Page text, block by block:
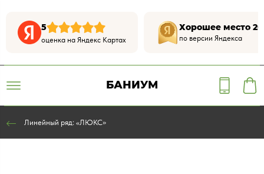
5
оценка на Яндекс Картах
Хорошее место
по версии Яндекса
БАНИУМ
Линейный ряд: «ЛЮКС»